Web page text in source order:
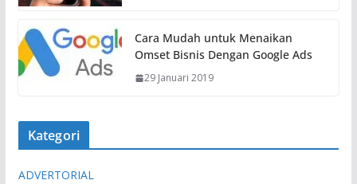
Cara Mudah untuk Menaikan
Omset Bisnis Dengan Google Ads
29 Januari 2019
Kategori
ADVERTORIAL